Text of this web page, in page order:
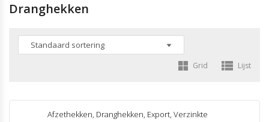
Dranghekken
Grid Lijst
Afzethekken, Dranghekken, Export, Verzinkte